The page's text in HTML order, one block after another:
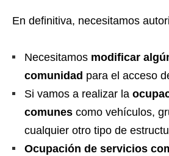
En definitiva, necesitamos
Necesitamos modificar
comunidad para el acceso
Si vamos a realizar la
comunes como vehículos,
cualquier otro tipo de
Ocupación de servicios